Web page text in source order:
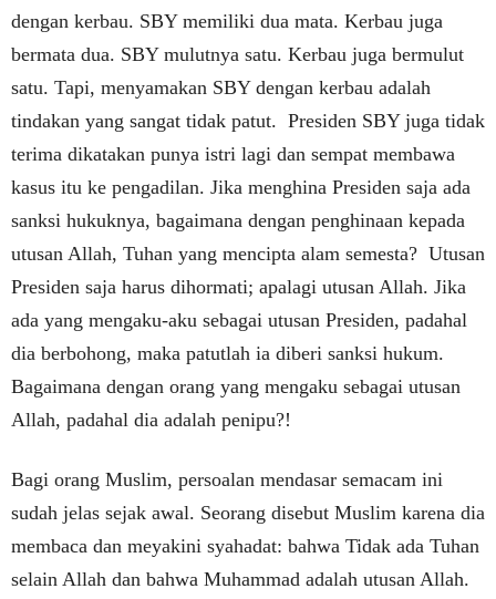
dengan kerbau. SBY memiliki dua mata. Kerbau juga
bermata dua. SBY mulutnya satu. Kerbau juga bermulut
satu. Tapi, menyamakan SBY dengan kerbau adalah
tindakan yang sangat tidak patut. Presiden SBY juga tidak
terima dikatakan punya istri lagi dan sempat membawa
kasus itu ke pengadilan. Jika menghina Presiden saja ada
sanksi hukuknya, bagaimana dengan penghinaan kepada
utusan Allah, Tuhan yang mencipta alam semesta? Utusan
Presiden saja harus dihormati; apalagi utusan Allah. Jika
ada yang mengaku-aku sebagai utusan Presiden, padahal
dia berbohong, maka patutlah ia diberi sanksi hukum.
Bagaimana dengan orang yang mengaku sebagai utusan
Allah, padahal dia adalah penipu?!
Bagi orang Muslim, persoalan mendasar semacam ini
sudah jelas sejak awal. Seorang disebut Muslim karena dia
membaca dan meyakini syahadat: bahwa Tidak ada Tuhan
selain Allah dan bahwa Muhammad adalah utusan Allah.